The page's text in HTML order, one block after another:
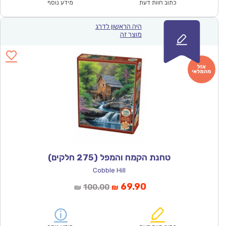
₪100.00.
כתוב חוות דעת מידע נוסף
היה הראשון לדרג
מוצר זה
טחנת הקמח והמפל (275 חלקים)
Cobble Hill
₪ 100.00המחיר
₪ 69.90המחיר
הוא: